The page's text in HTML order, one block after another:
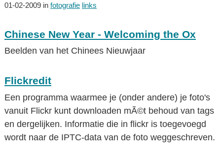
01-02-2009 in fotografie links
Chinese New Year - Welcoming the Ox
Beelden van het Chinees Nieuwjaar
Flickredit
Een programma waarmee je (onder andere) je foto's
vanuit Flickr kunt downloaden mÃ©t behoud van tags
en dergelijken. Informatie die in flickr is toegevoegd
wordt naar de IPTC-data van de foto weggeschreven.